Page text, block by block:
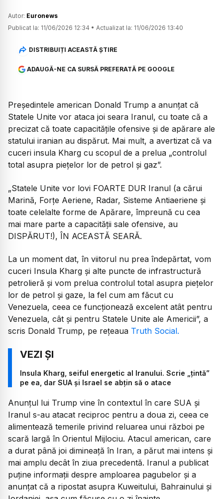
Autor: Euronews
Publicat la: 11/06/2026 12:34 • Actualizat la: 11/06/2026 13:40
DISTRIBUIȚI ACEASTĂ ȘTIRE
ADAUGĂ-NE CA SURSĂ PREFERATĂ PE GOOGLE
Președintele american Donald Trump a anunțat că
Statele Unite vor ataca joi seara Iranul, cu toate că a
precizat că toate capacitățile ofensive și de apărare ale
statului iranian au dispărut. Mai mult, a avertizat că va
cuceri insula Kharg cu scopul de a prelua „controlul
total asupra piețelor lor de petrol și gaz”.
„Statele Unite vor lovi FOARTE DUR Iranul (a cărui
Marină, Forțe Aeriene, Radar, Sisteme Antiaeriene și
toate celelalte forme de Apărare, împreună cu cea
mai mare parte a capacității sale ofensive, au
DISPĂRUT!), ÎN ACEASTĂ SEARĂ.
La un moment dat, în viitorul nu prea îndepărtat, vom
cuceri Insula Kharg și alte puncte de infrastructură
petrolieră și vom prelua controlul total asupra piețelor
lor de petrol și gaze, la fel cum am făcut cu
Venezuela, ceea ce funcționează excelent atât pentru
Venezuela, cât și pentru Statele Unite ale Americii”, a
scris Donald Trump, pe rețeaua Truth Social.
Insula Kharg, seiful energetic al Iranului. Scrie „țintă”
pe ea, dar SUA și Israel se abțin să o atace
Anunțul lui Trump vine în contextul în care SUA și
Iranul s-au atacat reciproc pentru a doua zi, ceea ce
alimentează temerile privind reluarea unui război pe
scară largă în Orientul Mijlociu. Atacul american, care
a durat până joi dimineață în Iran, a părut mai intens și
mai amplu decât în ​​ziua precedentă. Iranul a publicat
puține informații despre amploarea pagubelor și a
anunțat că a ripostat asupra Kuweitului, Bahrainului și